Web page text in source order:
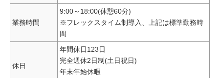
業務時間
9:00～18:00(休憩60分)
※フレックスタイム制導入、上記は標準勤務時
間
休日
年間休日123日
完全週休2日制(土日祝日)
年末年始休暇